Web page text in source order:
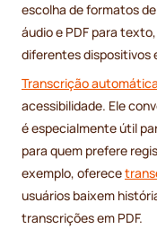
escolha de formatos
áudio e PDF para
diferentes dispositivos
Transcrição automática
acessibilidade. Ele
é especialmente útil
para quem prefere
exemplo, oferece
usuários baixem
transcrições em PDF.